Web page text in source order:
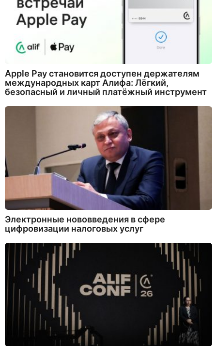
Apple Pay становится доступен держателям
международных карт Алифа: Лёгкий,
безопасный и личный платёжный инструмент
Электронные нововведения в сфере
цифровизации налоговых услуг